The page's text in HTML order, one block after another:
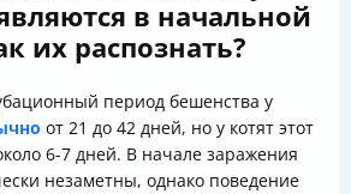
в начальной
их распознать?
период бешенства у
от 21 до 42 дней, но у котят этот
6-7 дней. В начале заражения
незаметны, однако поведение